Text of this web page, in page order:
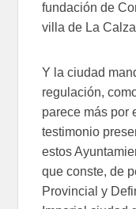
fundación de
villa de La
Y la ciudad
regulación,
parece más por
testimonio
estos
que conste, de
Provincial y